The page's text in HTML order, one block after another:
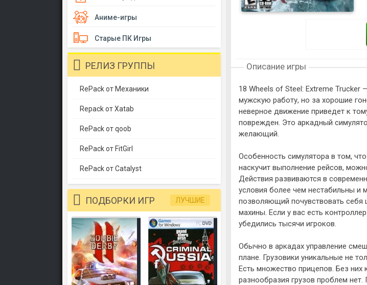
Описание игры
18 Wheels of Steel: Extreme
мужскую работу, но за хорошие
неверное движение приведет к
поврежден. Это аркадный
желающий.
Особенность симулятора в том,
наскучит выполнение рейсов,
Действия развиваются в
условия более чем нестабильны и
позволяющий почувствовать
махины. Если у вас есть
убедились тысячи игроков.
Обычно в аркадах управление
плане. Грузовики уникальные не
Есть множество прицепов. Без них
разнообразия грузов проблем
Аниме-игры
Старые ПК Игры
РЕЛИЗ ГРУППЫ
RePack от Механики
Repack от Xatab
RePack от qoob
RePack от FitGirl
RePack от Catalyst
ПОДБОРКИ ИГР ЛУЧШИЕ